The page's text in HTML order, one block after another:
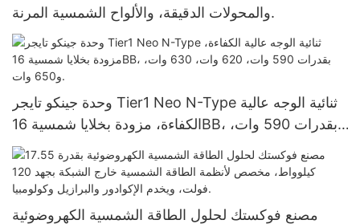
والمحولات الدقيقة، والألواح الشمسية المرنة.
وحدة جينكو تايجر Tier1 Neo N-Type ثنائية الوجه عالية
الكفاءة، مزودة بخلايا شمسية 16BB، بقدرات 590 وات،
مصنع فوكستك لحلول الطاقة الشمسية الكهروضوئية